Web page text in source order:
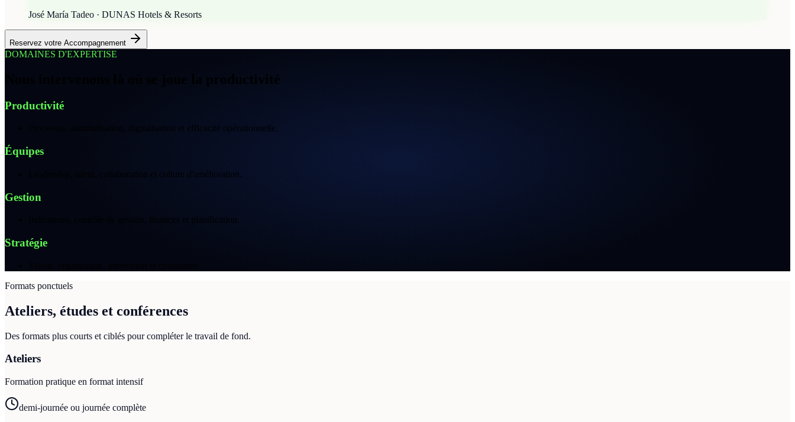
José María Tadeo · DUNAS Hotels & Resorts
Reservez votre Accompagnement
DOMAINES D'EXPERTISE
Nous intervenons là où se joue la productivité
Productivité
Processus, automatisation, digitalisation et efficacité opérationnelle.
Équipes
Leadership, talent, collaboration et culture d'amélioration.
Gestion
Indicateurs, contrôle de gestion, finances et planification.
Stratégie
Formats ponctuels
Ateliers, études et conférences
Des formats plus courts et ciblés pour compléter le travail de fond.
Ateliers
Formation pratique en format intensif
demi-journée ou journée complète